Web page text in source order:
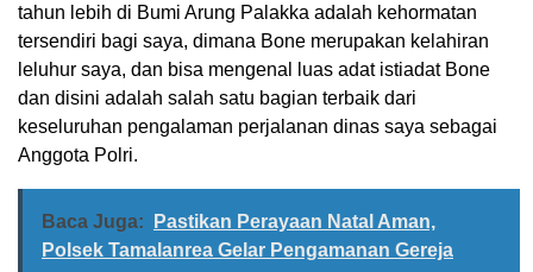
tahun lebih di Bumi Arung Palakka adalah kehormatan
tersendiri bagi saya, dimana Bone merupakan kelahiran
leluhur saya, dan bisa mengenal luas adat istiadat Bone
dan disini adalah salah satu bagian terbaik dari
keseluruhan pengalaman perjalanan dinas saya sebagai
Anggota Polri.
Baca Juga:
Pastikan Perayaan Natal Aman,
Polsek Tamalanrea Gelar Pengamanan Gereja